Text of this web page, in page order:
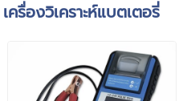
เครื่องวิเคราะห์แบตเตอรี่